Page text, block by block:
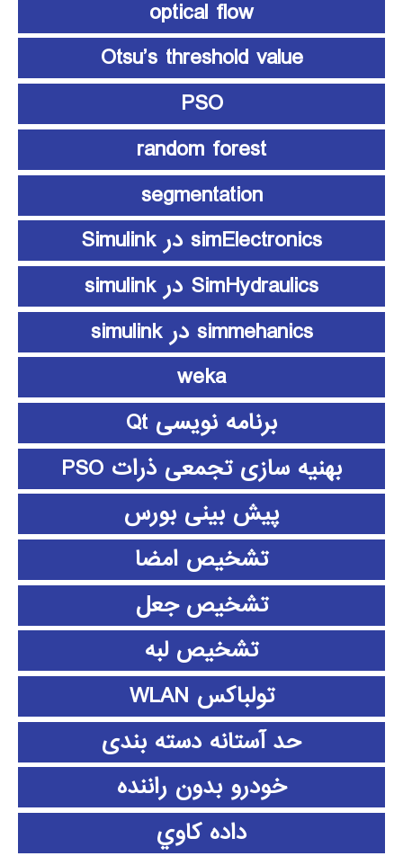
optical flow
Otsu’s threshold value
PSO
random forest
segmentation
simElectronics در Simulink
SimHydraulics در simulink
simmehanics در simulink
weka
برنامه نویسی Qt
بهنیه سازی تجمعی ذرات PSO
پیش بینی بورس
تشخیص امضا
تشخیص جعل
تشخیص لبه
تولباکس WLAN
حد آستانه دسته بندی
خودرو بدون راننده
داده كاوي